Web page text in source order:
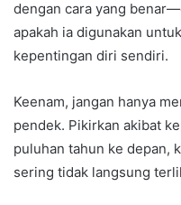
dengan cara yang
apakah ia digunakan
kepentingan diri sendiri.
Keenam, jangan hanya
pendek. Pikirkan akibat
puluhan tahun ke depan,
sering tidak langsung